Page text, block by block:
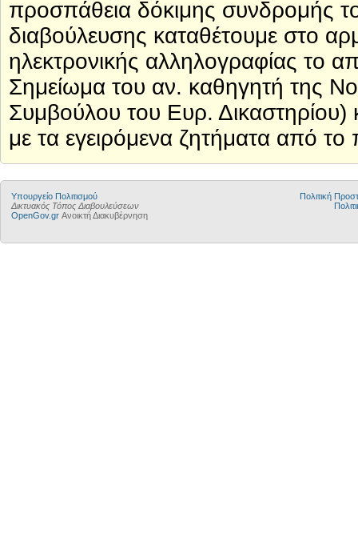
προσπάθεια δόκιμης συνδρομής
διαβούλευσης καταθέτουμε στο
ηλεκτρονικής αλληλογραφίας το
Σημείωμα του αν. καθηγητή της
Συμβούλου του Ευρ. Δικαστηρίου)
με τα εγειρόμενα ζητήματα από το
Υπουργείο Πολιτισμού
Δικτυακός Τόπος Διαβουλεύσεων
OpenGov.gr Ανοικτή Διακυβέρνηση
Πολιτική